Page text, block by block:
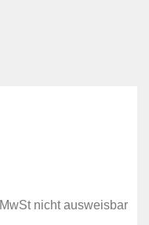
MwSt nicht ausweisbar